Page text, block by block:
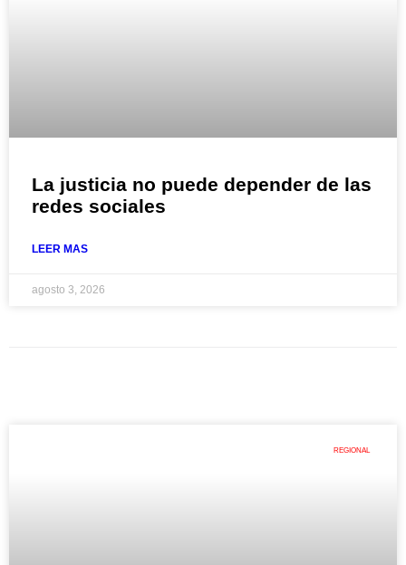
La justicia no puede depender de las
redes sociales
LEER MAS
agosto 3, 2026
REGIONAL